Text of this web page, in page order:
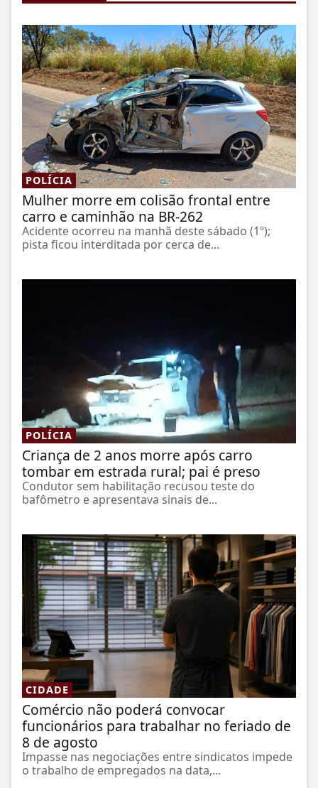
POLÍCIA
Mulher morre em colisão frontal entre
carro e caminhão na BR-262
Acidente ocorreu na manhã deste sábado (1º);
pista ficou interditada por cerca de...
POLÍCIA
Criança de 2 anos morre após carro
tombar em estrada rural; pai é preso
Condutor sem habilitação recusou teste do
bafômetro e apresentava sinais de...
CIDADE
Comércio não poderá convocar
funcionários para trabalhar no feriado de
8 de agosto
Impasse nas negociações entre sindicatos impede
o trabalho de empregados na data,...